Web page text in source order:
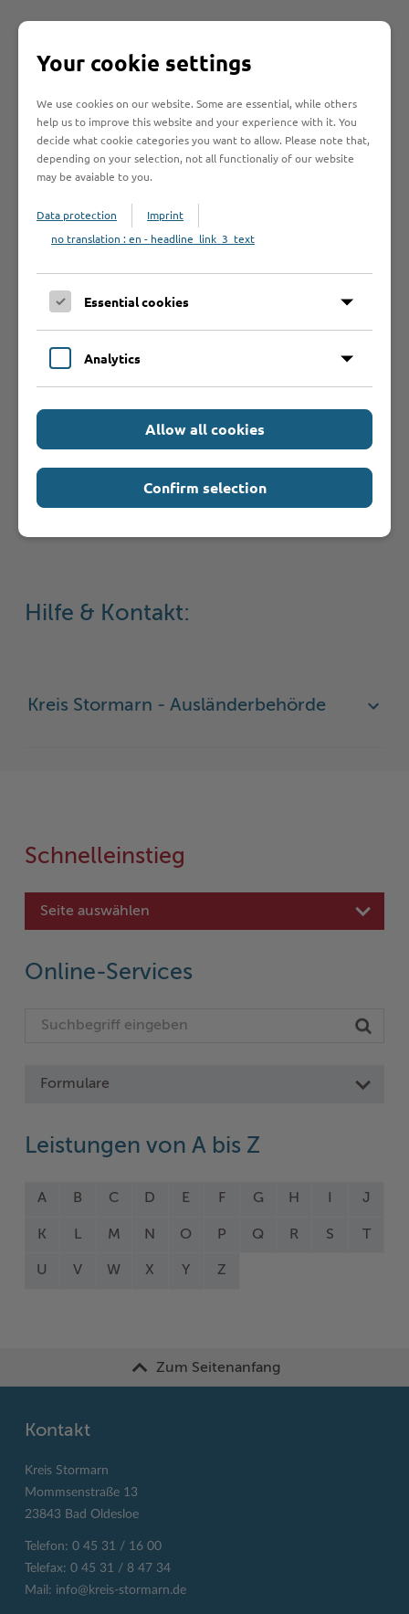
Rechtsgrundlage
Rechtsbehelf
Was sollte ich
noch wissen?
Weiterführende
Antragsfrist
Widerspruchsfrist
Hilfe & Kontakt:
Kreis Stormarn - Ausländerbehörde
Schnelleinstieg
Seite auswählen
Online-Services
Formulare
Leistungen von A bis Z
A B C D E F G H I J
K L M N O P Q R S
U V W X Y Z
Zum Seitenanfang
Kontakt
Kreis Stormarn
Mommsenstraße 13
23843 Bad Oldesloe
Telefon: 0 45 31 / 16 00
Telefax: 0 45 31 / 8 47 34
Mail: info@kreis-stormarn.de
Your cookie settings
We use cookies on our website. Some are essential, while others
help us to improve this website and your experience with it. You
decide what cookie categories you want to allow. Please note that,
depending on your selection, not all functionaliy of our website
may be avaiable to you.
Data protection
Imprint
no translation : en - headline_link_3_text
Essential cookies
Analytics
Allow all cookies
Confirm selection